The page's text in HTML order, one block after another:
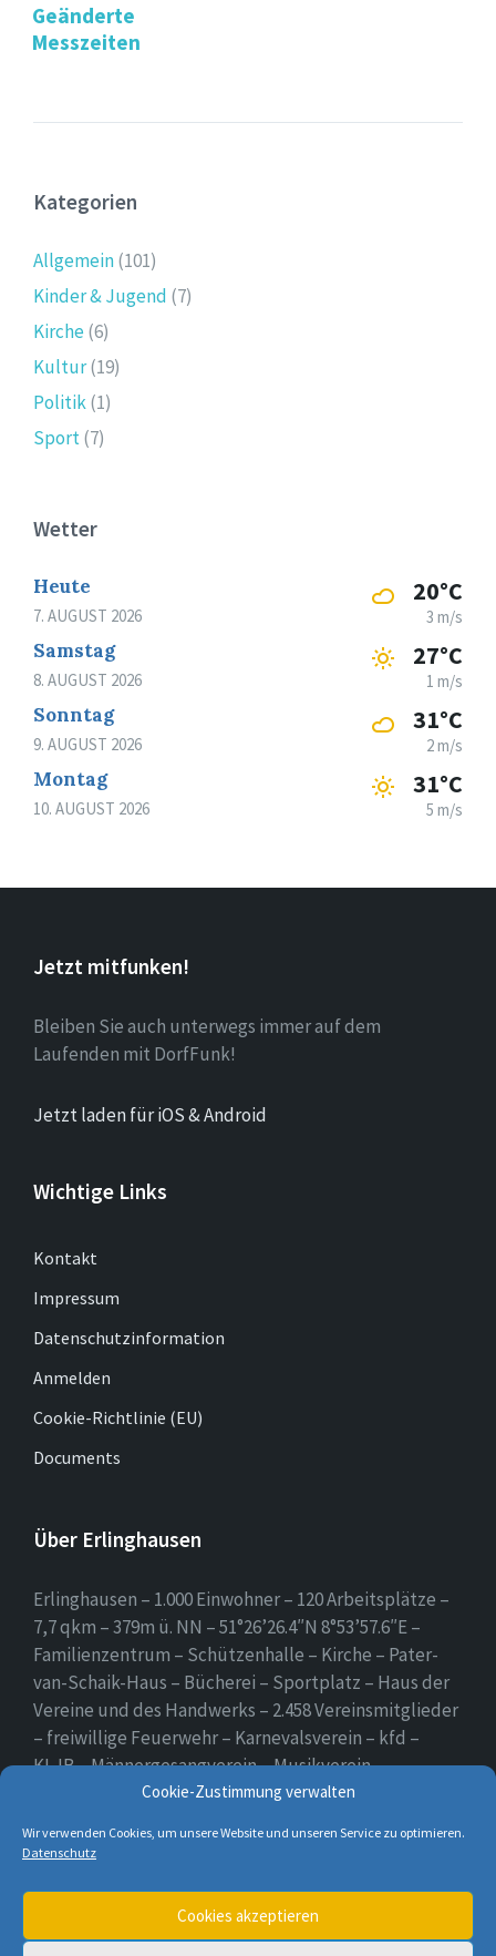
Cookie-Zustimmung verwalten
Wir verwenden Cookies, um unsere Website und unseren Service zu optimieren.
Datenschutz
Cookies akzeptieren
Geänderte
Messzeiten
Kategorien
Allgemein(101)
Kinder & Jugend (7)
Kirche(6)
Kultur(19)
Politik(1)
Sport(7)
Wetter
Heute
7. AUGUST 2026
20°C
3 m/s
Samstag
8. AUGUST 2026
27°C
1 m/s
Sonntag
9. AUGUST 2026
31°C
2 m/s
Montag
10. AUGUST 2026
31°C
5 m/s
Jetzt mitfunken!
Bleiben Sie auch unterwegs immer auf dem
Laufenden mit DorfFunk!
Jetzt laden für iOS & Android
Wichtige Links
Kontakt
Impressum
Datenschutzinformation
Anmelden
Cookie-Richtlinie (EU)
Documents
Über Erlinghausen
Erlinghausen – 1.000 Einwohner – 120 Arbeitsplätze –
7,7 qkm – 379m ü. NN – 51°26’26.4″N 8°53’57.6″E –
Familienzentrum – Schützenhalle – Kirche – Pater-
van-Schaik-Haus – Bücherei – Sportplatz – Haus der
Vereine und des Handwerks – 2.458 Vereinsmitglieder
– freiwillige Feuerwehr – Karnevalsverein – kfd –
KLJB – Männergesangverein – Musikverein –
Schützenverein – Sportverein – Use Erlingsen – das